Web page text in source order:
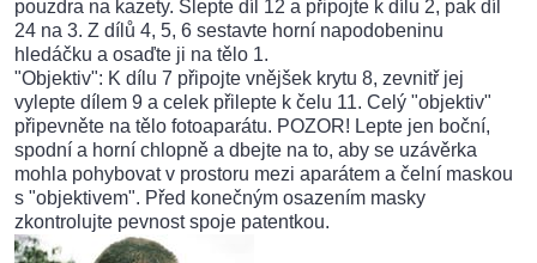
pouzdra na kazety. Slepte díl 12 a připojte k dílu 2, pak díl
24 na 3. Z dílů 4, 5, 6 sestavte horní napodobeninu
hledáčku a osaďte ji na tělo 1.
"Objektiv": K dílu 7 připojte vnějšek krytu 8, zevnitř jej
vylepte dílem 9 a celek přilepte k čelu 11. Celý "objektiv"
připevněte na tělo fotoaparátu. POZOR! Lepte jen boční,
spodní a horní chlopně a dbejte na to, aby se uzávěrka
mohla pohybovat v prostoru mezi aparátem a čelní maskou
s "objektivem". Před konečným osazením masky
zkontrolujte pevnost spoje patentkou.